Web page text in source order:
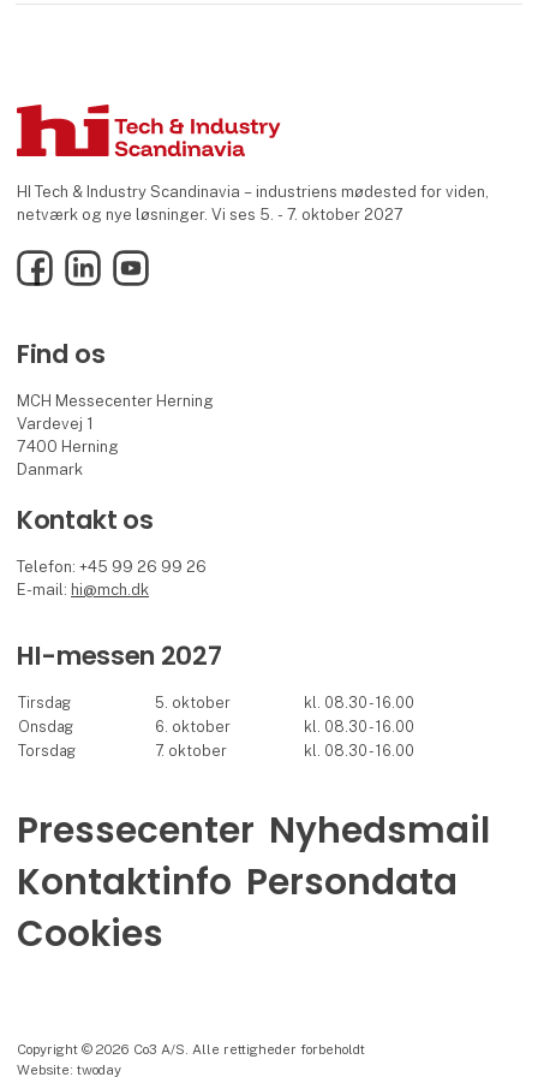
HI Tech & Industry Scandinavia – industriens mødested for viden,
netværk og nye løsninger. Vi ses 5. - 7. oktober 2027
FacebookLinkedInYouTube
Find os
MCH Messecenter Herning
Vardevej 1
7400 Herning
Danmark
Kontakt os
Telefon: +45 99 26 99 26
E-mail: hi@mch.dk
HI-messen 2027
Tirsdag 5. oktober
kl. 08.30 - 16.00
Onsdag
6. oktober
kl. 08.30 - 16.00
Torsdag
7. oktober kl. 08.30 - 16.00
Pressecenter Nyhedsmail
Kontaktinfo Persondata
Cookies
Copyright © 2026 Co3 A/S. Alle rettigheder forbeholdt
Website: twoday